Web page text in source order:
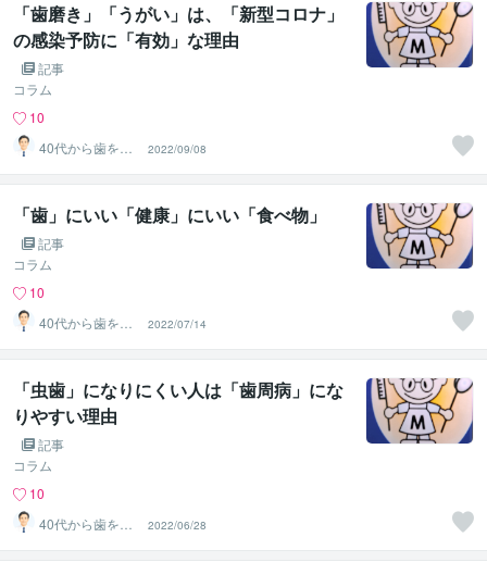
「歯磨き」「うがい」は、「新型コロナ」
の感染予防に「有効」な理由
記事
コラム
10
40代から歯を失
わない個別相談
します
2022/09/08
「歯」にいい「健康」にいい「食べ物」
記事
コラム
10
40代から歯を失
わない個別相談
します
2022/07/14
「虫歯」になりにくい人は「歯周病」にな
りやすい理由
記事
コラム
10
40代から歯を失
わない個別相談
します
2022/06/28